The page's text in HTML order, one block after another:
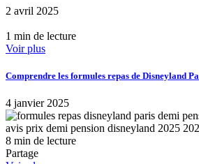
2 avril 2025
1 min de lecture
Voir plus
Comprendre les formules repas de Disneyland
4 janvier 2025
8 min de lecture
Partage